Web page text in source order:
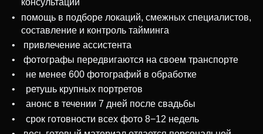
консультаций
помощь в подборе локаций, смежных специалистов,
составление и контроль тайминга
привлечение ассистента
фотографы передвигаются на своем транспорте
не менее 600 фотографий в обработке
ретушь крупных портретов
анонс в течении 7 дней после свадьбы
срок готовности всех фото 8−12 недель